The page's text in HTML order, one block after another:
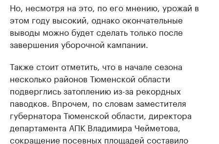
Но, несмотря на это, по его мнению, урожай в
этом году высокий, однако окончательные
выводы можно будет сделать только после
завершения уборочной кампании.
Также стоит отметить, что в начале сезона
несколько районов Тюменской области
подверглись затоплению из-за рекордных
паводков. Впрочем, по словам заместителя
губернатора Тюменской области, директора
департамента АПК Владимира Чейметова,
сокращение посевных площадей составило